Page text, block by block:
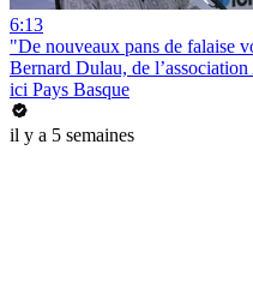
6:13
"De nouveaux pans de falaise
Bernard Dulau, de
ici Pays Basque
il y a 5 semaines